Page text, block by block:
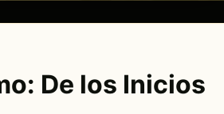
De los Inicios